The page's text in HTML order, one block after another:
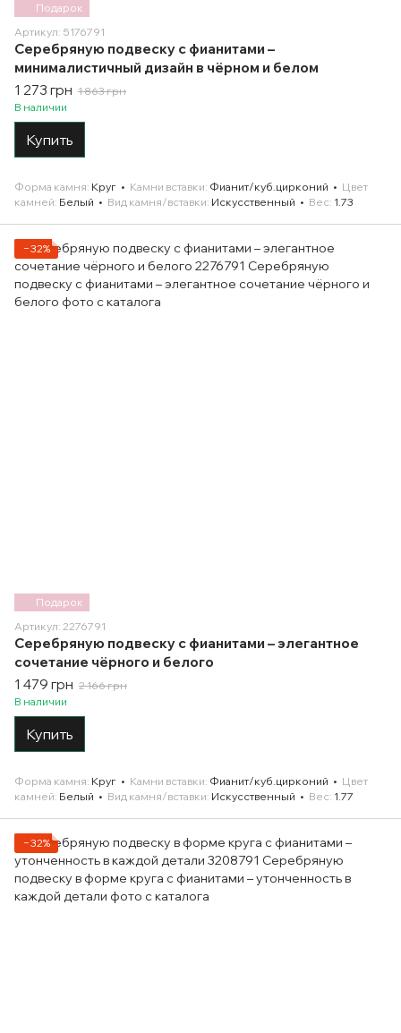
Подарок
Артикул: 5176791
Серебряную подвеску с фианитами –
минималистичный дизайн в чёрном и белом
1 273 грн 1 863 грн
В наличии
Купить
Форма камня Круг Камни вставки Фианит/куб.цирконий
Цвет
камней Белый Вид камня/вставки Искусственный Вес 1.73
Подарок
−32%
Артикул: 2276791
Серебряную подвеску с фианитами – элегантное
сочетание чёрного и белого
1 479 грн 2 166 грн
В наличии
Купить
Форма камня Круг Камни вставки Фианит/куб.цирконий
Цвет
камней Белый Вид камня/вставки Искусственный Вес 1.77
−32%